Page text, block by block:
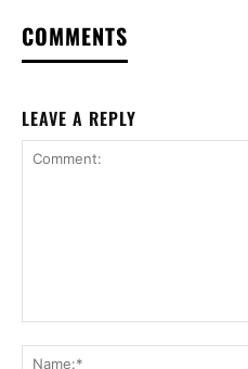
COMMENTS
LEAVE A REPLY